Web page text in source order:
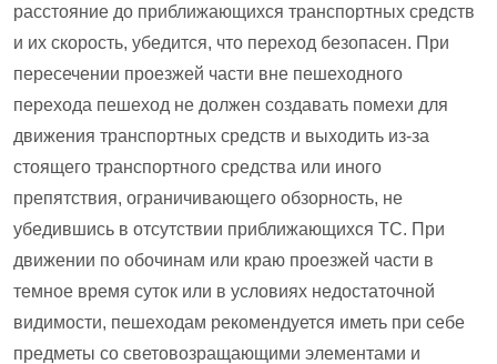
расстояние до приближающихся транспортных средств
и их скорость, убедится, что переход безопасен. При
пересечении проезжей части вне пешеходного
перехода пешеход не должен создавать помехи для
движения транспортных средств и выходить из-за
стоящего транспортного средства или иного
препятствия, ограничивающего обзорность, не
убедившись в отсутствии приближающихся ТС. При
движении по обочинам или краю проезжей части в
темное время суток или в условиях недостаточной
видимости, пешеходам рекомендуется иметь при себе
предметы со световозращающими элементами и